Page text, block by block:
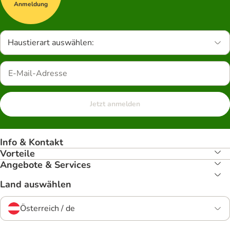
Anmeldung
Haustierart auswählen:
Jetzt anmelden
Info & Kontakt
Vorteile
Angebote & Services
Land auswählen
Österreich / de